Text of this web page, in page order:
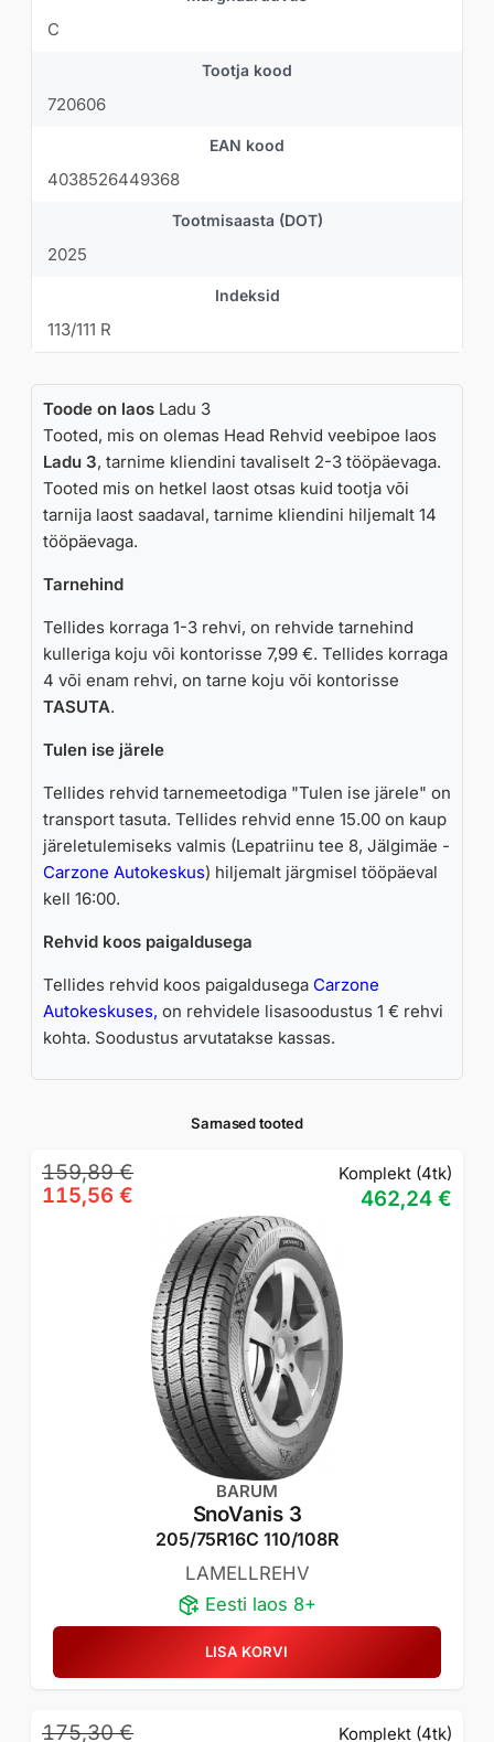
mõõduvahemikus, mis sobivad nii kompaktautodele kui ka
suurematele maasturitele. Kui otsid universaalselt tugevat,
Goodyear alati turvaline ja kindel valik.
C
Tootja kood
720606
EAN kood
4038526449368
Tootmisaasta (DOT)
2025
Indeksid
113/111 R
Toode on laos Ladu 3
Tooted, mis on olemas Head Rehvid veebipoe laos
Ladu 3, tarnime kliendini tavaliselt 2-3 tööpäevaga.
Tooted mis on hetkel laost otsas kuid tootja või
tarnija laost saadaval, tarnime kliendini hiljemalt 14
tööpäevaga.
Tarnehind
Tellides korraga 1-3 rehvi, on rehvide tarnehind
kulleriga koju või kontorisse 7,99 €. Tellides korraga
4 või enam rehvi, on tarne koju või kontorisse
TASUTA.
Tulen ise järele
Tellides rehvid tarnemeetodiga "Tulen ise järele" on
transport tasuta. Tellides rehvid enne 15.00 on kaup
järeletulemiseks valmis (Lepatriinu tee 8, Jälgimäe -
Carzone Autokeskus) hiljemalt järgmisel tööpäeval
kell 16:00.
Rehvid koos paigaldusega
Tellides rehvid koos paigaldusega Carzone
Autokeskuses, on rehvidele lisasoodustus 1 € rehvi
kohta. Soodustus arvutatakse kassas.
Sarnased tooted
159,89€
Algne
hind
115,56 €
Praegune
hind
BARUM
SnoVanis 3
205/75R16C 110/108R
LAMELLREHV
Eesti laos 8+
Komplekt (4tk)
462,24 €
LISA KORVI
175,30€
Algne
Praegune
Komplekt (4tk)